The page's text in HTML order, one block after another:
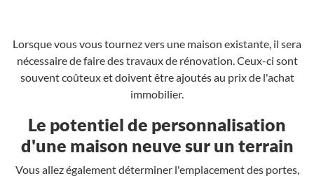
Lorsque vous vous tournez vers une maison existante, il sera
nécessaire de faire des travaux de rénovation. Ceux-ci sont
souvent coûteux et doivent être ajoutés au prix de l'achat
immobilier.
Le potentiel de personnalisation
d'une maison neuve sur un terrain
Vous allez également déterminer l'emplacement des portes,